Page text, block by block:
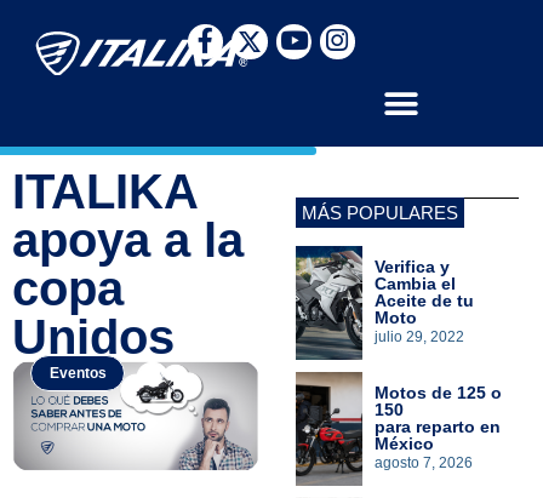
ITALIKA
apoya a la
copa
Unidos
Eventos
MÁS POPULARES
Verifica y
Cambia el
Aceite de tu
Moto
julio 29, 2022
Motos de 125 o
150
para reparto en
México
agosto 7, 2026